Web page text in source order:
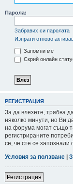
Парола:
Забравих си паролата
Изпрати отново
Запомни ме
Скрий онлайн
РЕГИСТРАЦИЯ
За да влезете, трябва
няколко минути, но Ви
на форума могат също
регистрираните
се, че сте се
Условия за ползване
Регистрация